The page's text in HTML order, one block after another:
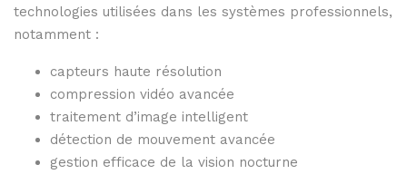
technologies utilisées dans les systèmes professionnels,
notamment :
capteurs haute résolution
compression vidéo avancée
traitement d’image intelligent
détection de mouvement avancée
gestion efficace de la vision nocturne